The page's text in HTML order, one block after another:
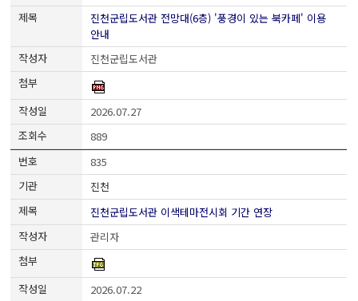
진천군립도서관 전망대(6층) '풍경이 있는 북카페' 이용
안내
진천군립도서관
2026.07.27
889
835
진천
진천군립도서관 이색테마전시회 기간 연장
관리자
2026.07.22